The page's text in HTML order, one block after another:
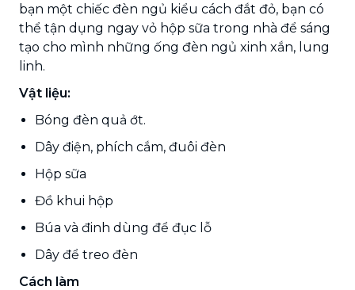
bạn một chiếc đèn ngủ kiểu cách đắt đỏ, bạn có
thể tận dụng ngay vỏ hộp sữa trong nhà để sáng
tạo cho mình những ống đèn ngủ xinh xắn, lung
linh.
Vật liệu:
Bóng đèn quả ớt.
Dây điện, phích cắm, đuôi đèn
Hộp sữa
Đồ khui hộp
Búa và đinh dùng để đục lỗ
Dây để treo đèn
Cách làm